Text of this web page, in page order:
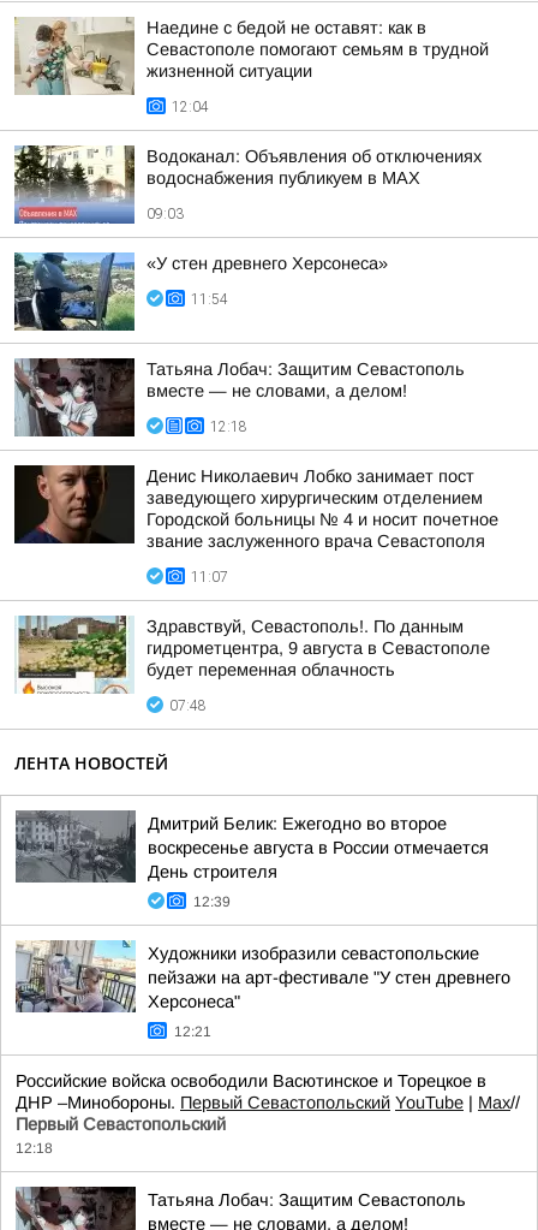
Наедине с бедой не оставят: как в
Севастополе помогают семьям в трудной
жизненной ситуации
12:04
Водоканал: Объявления об отключениях
водоснабжения публикуем в MAX
09:03
«У стен древнего Херсонеса»
11:54
Татьяна Лобач: Защитим Севастополь
вместе — не словами, а делом!
12:18
Денис Николаевич Лобко занимает пост
заведующего хирургическим отделением
Городской больницы № 4 и носит почетное
звание заслуженного врача Севастополя
11:07
Здравствуй, Севастополь!. По данным
гидрометцентра, 9 августа в Севастополе
будет переменная облачность
07:48
ЛЕНТА НОВОСТЕЙ
Дмитрий Белик: Ежегодно во второе
воскресенье августа в России отмечается
День строителя
12:39
Художники изобразили севастопольские
пейзажи на арт-фестивале "У стен древнего
Херсонеса"
12:21
Российские войска освободили Васютинское и Торецкое в
ДНР –Минобороны. Первый Севастопольский YouTube | Max//
Первый Севастопольский
12:18
Татьяна Лобач: Защитим Севастополь
вместе — не словами, а делом!